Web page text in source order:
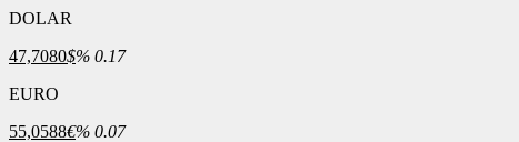
DOLAR
47,7080$% 0.17
EURO
55,0588€% 0.07